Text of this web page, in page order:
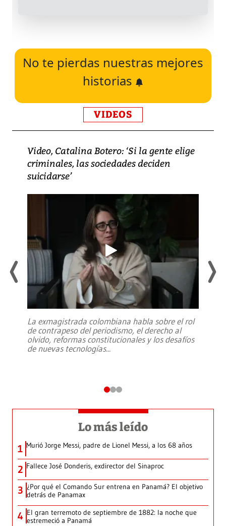
No te pierdas nuestras mejores
historias
VIDEOS
Video, Catalina Botero: ‘Si la gente elige
criminales, las sociedades deciden
suicidarse’
La exmagistrada colombiana habla sobre el rol
de contrapeso del periodismo, el derecho al
olvido, reformas constitucionales y los desafíos
de nuevas tecnologías...
Lo más leído
1 Murió Jorge Messi, padre de Lionel Messi, a los 68 años
2 Fallece José Donderis, exdirector del Sinaproc
3 ¿Por qué el Comando Sur entrena en Panamá? El objetivo
detrás de Panamax
4 El gran terremoto de septiembre de 1882: la noche que
estremeció a Panamá